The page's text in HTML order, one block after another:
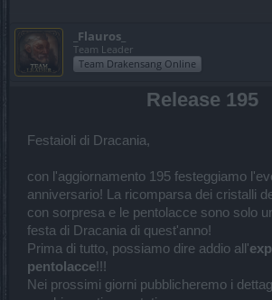
_Flauros_
Team Leader
Team Drakensang Online
Release 195
Festaioli di Dracania,
con l'aggiornamento 195 festeggiamo
anniversario! La ricomparsa dei cristalli
con sorpresa e le pentolacce sono solo
festa di Dracania di quest'anno!
Prima di tutto, possiamo dire addio all'
pentolacce!!!
Nei prossimi giorni pubblicheremo i